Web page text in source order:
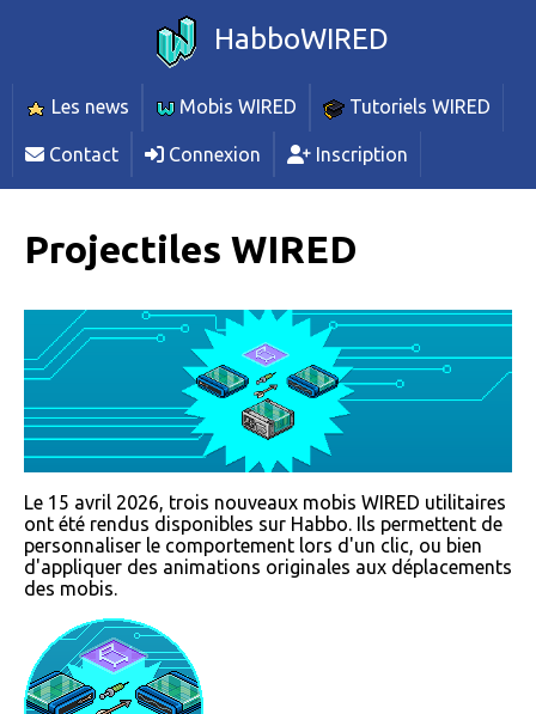
HabboWIRED
Les news Mobis WIRED Tutoriels WIRED
Contact Connexion Inscription
Projectiles WIRED
Le 15 avril 2026, trois nouveaux mobis WIRED utilitaires
ont été rendus disponibles sur Habbo. Ils permettent de
personnaliser le comportement lors d'un clic, ou bien
d'appliquer des animations originales aux déplacements
des mobis.